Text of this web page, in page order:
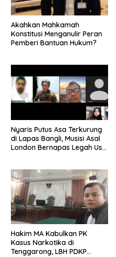
Akahkan Mahkamah
Konstitusi Menganulir Peran
Pemberi Bantuan Hukum?
Nyaris Putus Asa Terkurung
di Lapas Bangli, Musisi Asal
London Bernapas Legah Usai
Hakim MA Kabulkan PK
Kasus Narkotika di
Tenggarong, LBH PDKP